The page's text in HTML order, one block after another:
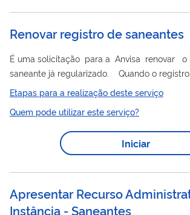
Legal vinculado à...
Renovar registro de saneantes
É uma solicitação para a Anvisa renovar o registro de um
saneante já regularizado. Quando o registro completa o
período de 10 (dez) anos, a empresa deve
para continuar comercializando o produto.
Etapas para a realização deste serviço
Quem pode utilizar este serviço?
Iniciar
Apresentar Recurso
Instância - Saneantes